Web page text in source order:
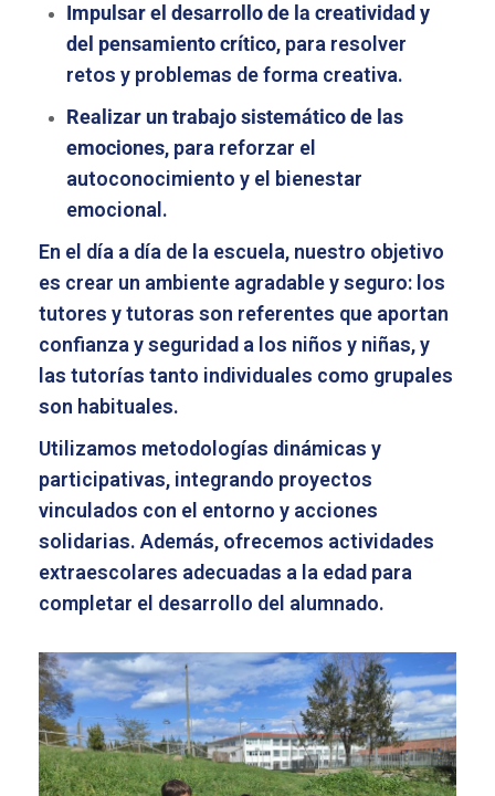
Impulsar el desarrollo de la creatividad y
del pensamiento crítico, para resolver
retos y problemas de forma creativa.
Realizar un trabajo sistemático de las
emociones, para reforzar el
autoconocimiento y el bienestar
emocional.
En el día a día de la escuela, nuestro objetivo
es crear un ambiente agradable y seguro: los
tutores y tutoras son referentes que aportan
confianza y seguridad a los niños y niñas, y
las tutorías tanto individuales como grupales
son habituales.
Utilizamos metodologías dinámicas y
participativas, integrando proyectos
vinculados con el entorno y acciones
solidarias. Además, ofrecemos actividades
extraescolares adecuadas a la edad para
completar el desarrollo del alumnado.